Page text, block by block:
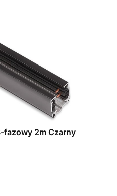
fazowy 2m Czarny